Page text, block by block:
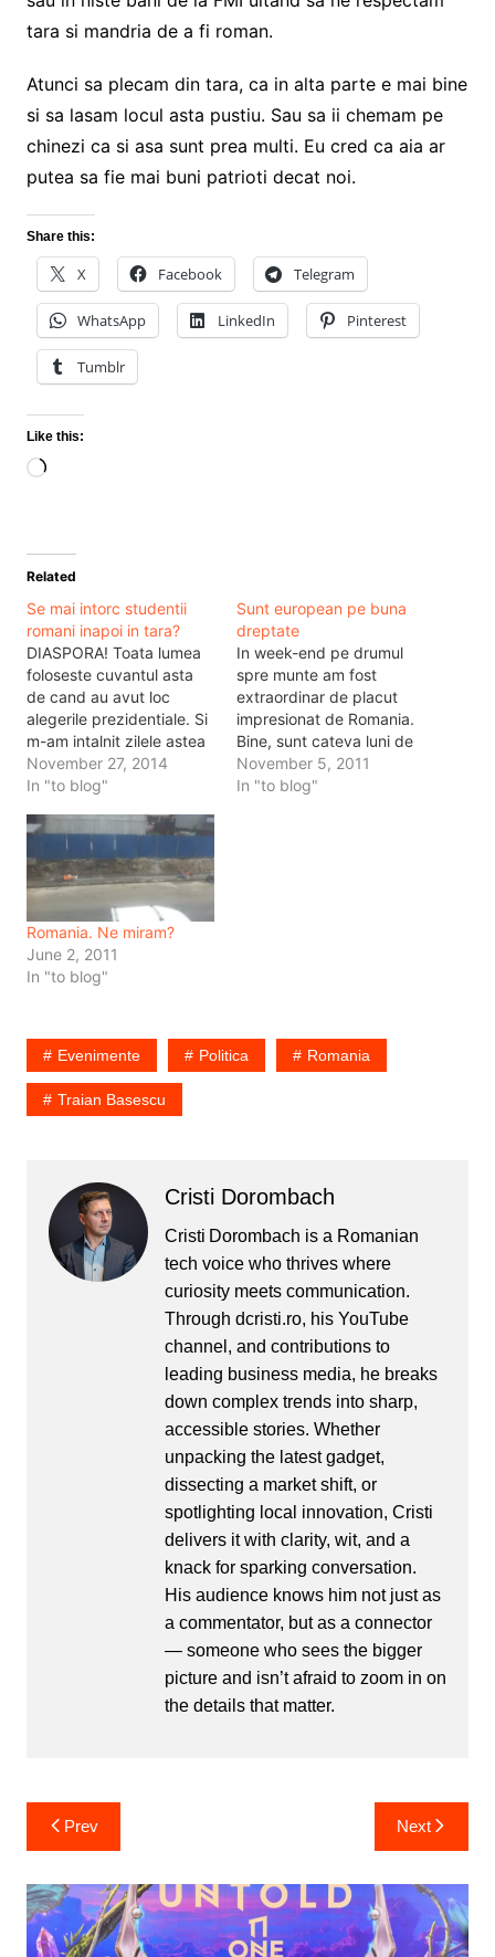
tara si mandria de a fi roman.
Atunci sa plecam din tara, ca in alta parte e mai bine
si sa lasam locul asta pustiu. Sau sa ii chemam pe
chinezi ca si asa sunt prea multi. Eu cred ca aia ar
putea sa fie mai buni patrioti decat noi.
Share this:
X Facebook Telegram
WhatsApp LinkedIn Pinterest
Tumblr
Like this:
Loading…
Related
Se mai intorc studentii
romani inapoi in tara?
DIASPORA! Toata lumea
foloseste cuvantul asta
de cand au avut loc
alegerile prezidentiale. Si
m-am intalnit zilele astea
cu studentii romani de la
Londra. E impropriu spus
mult o legatura si o
strangere cum nu foarte
des o intalnesti. Instant
am devenit prieteni,
instant am devenit…
November 27, 2014
In "to blog"
Sunt european pe buna
dreptate
In week-end pe drumul
spre munte am fost
extraordinar de placut
impresionat de Romania.
Bine, sunt cateva luni de
cand n-am mai iesit din
Bucuresti prin tara, iar
November 5, 2011
In "to blog"
Romania. Ne miram?
June 2, 2011
In "to blog"
Evenimente Politica Romania
Traian Basescu
Cristi Dorombach
Cristi Dorombach is a Romanian
tech voice who thrives where
curiosity meets communication.
Through dcristi.ro, his YouTube
channel, and contributions to
leading business media, he breaks
down complex trends into sharp,
accessible stories. Whether
unpacking the latest gadget,
dissecting a market shift, or
spotlighting local innovation, Cristi
delivers it with clarity, wit, and a
knack for sparking conversation.
His audience knows him not just as
a commentator, but as a connector
— someone who sees the bigger
picture and isn’t afraid to zoom in on
the details that matter.
Post
navigation
Prev Next